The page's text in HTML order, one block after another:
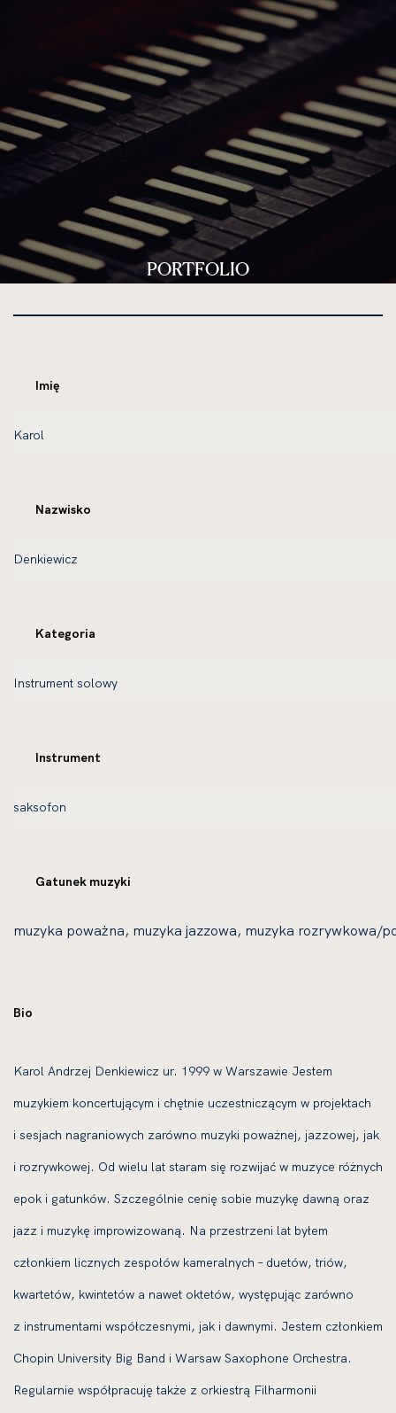
PORTFOLIO
Imię
Nazwisko
Kategoria
Instrument
Gatunek muzyki
muzyka poważna, muzyka jazzowa, muzyka rozrywkowa/
Bio
Karol Andrzej Denkiewicz ur. 1999 w Warszawie Jestem
muzykiem koncertującym i chętnie uczestniczącym w projektach
i sesjach nagraniowych zarówno muzyki poważnej, jazzowej, jak
i rozrywkowej. Od wielu lat staram się rozwijać w muzyce różnych
epok i gatunków. Szczególnie cenię sobie muzykę dawną oraz
jazz i muzykę improwizowaną. Na przestrzeni lat byłem
członkiem licznych zespołów kameralnych – duetów, triów,
kwartetów, kwintetów a nawet oktetów, występując zarówno
z instrumentami współczesnymi, jak i dawnymi. Jestem członkiem
Chopin University Big Band i Warsaw Saxophone Orchestra.
Regularnie współpracuję także z orkiestrą Filharmonii